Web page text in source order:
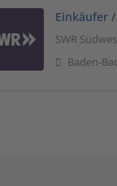
Einkäufer
SWR
Baden-